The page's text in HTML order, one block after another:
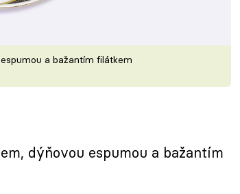
a bažantím filátkem
dýňovou espumou a bažantím